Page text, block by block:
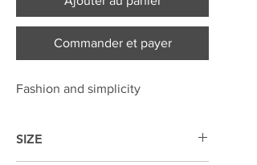
Commander et payer
Fashion and simplicity
SIZE